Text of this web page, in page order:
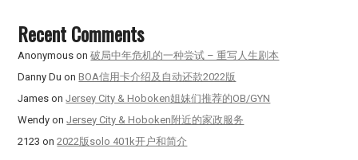
Recent Comments
Anonymous on破局中年危机的一种尝试 – 重写人生剧本
Danny Du onBOA信用卡介绍及自动还款2022版
James onJersey City & Hoboken姐妹们推荐的OB/GYN
Wendy onJersey City & Hoboken附近的家政服务
2123 on2022版solo 401k开户和简介